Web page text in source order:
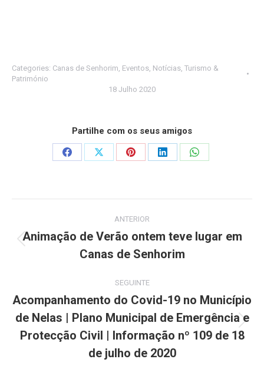
Categories: Canas de Senhorim, Eventos, Notícias, Turismo &
Património
18 Julho 2020
Partilhe com os seus amigos
Share
Share
Share
Share
Share
navigation
ANTERIOR
post:
Animação de Verão ontem teve lugar em
Canas de Senhorim
SEGUINTE
Next
post:
Acompanhamento do Covid-19 no Município
de Nelas | Plano Municipal de Emergência e
Protecção Civil | Informação nº 109 de 18
de julho de 2020